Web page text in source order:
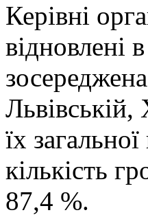
Керівні
відновлені
їх
кількість
87,4 %.